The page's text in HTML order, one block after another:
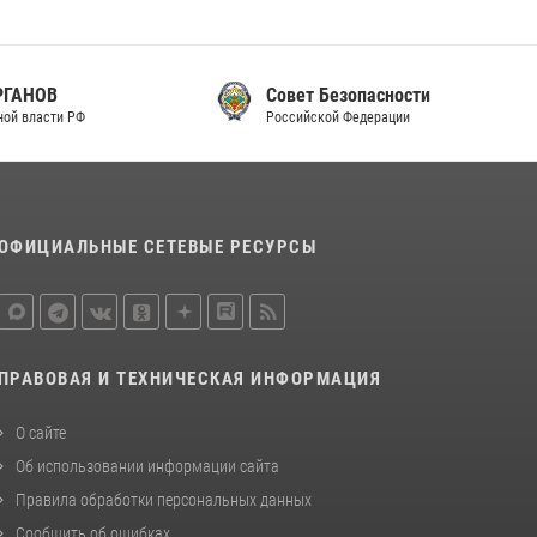
В Челябинске росгвардейцы задержали
злоумышленников, напавших на бригаду
Состоялась рабочая встреча директора
полномочного представителя Президента
Совет Безопасности
Российской Федерации
СЕТЕВЫЕ РЕСУРСЫ
ПРАВОВАЯ И ТЕХНИЧЕСКАЯ ИНФОРМАЦИЯ
О сайте
Об использовании информации сайта
Правила обработки персональных данных